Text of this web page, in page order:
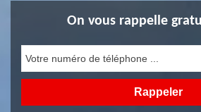
On vous rappelle